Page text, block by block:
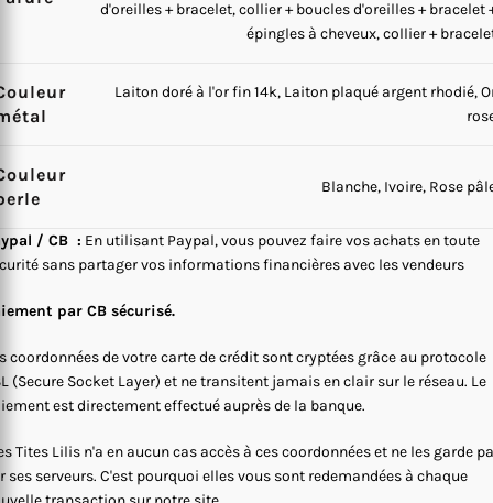
d'oreilles + bracelet, collier + boucles d'oreilles + bracelet
épingles à cheveux, collier +
Laiton doré à l'or fin 14k, Laiton plaqué argent rhodié,
Blanche, Ivoire, Rose
/ CB : En utilisant Paypal, vous pouvez faire vos achats en toute
sans partager vos informations financières avec les vendeurs
par CB sécurisé.
coordonnées de votre carte de crédit sont cryptées grâce au protocole
(Secure Socket Layer) et ne transitent jamais en clair sur le réseau. Le
est directement effectué auprès de la banque.
Tites Lilis n'a en aucun cas accès à ces coordonnées et ne les garde
ses serveurs. C'est pourquoi elles vous sont redemandées à chaque